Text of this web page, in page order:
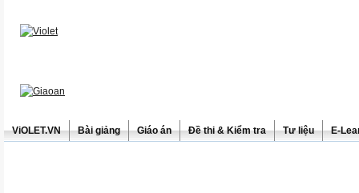
ViOLET.VN Bài giảng Giáo án Đề thi & Kiểm tra Tư liệu E-